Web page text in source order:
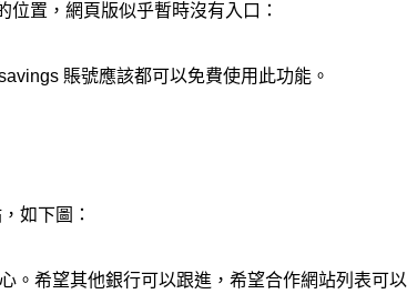
位置，網頁版似乎暫時沒有入口：
賬號應該都可以免費使用此功能。
如下圖：
。希望其他銀行可以跟進，希望合作網站列表可以